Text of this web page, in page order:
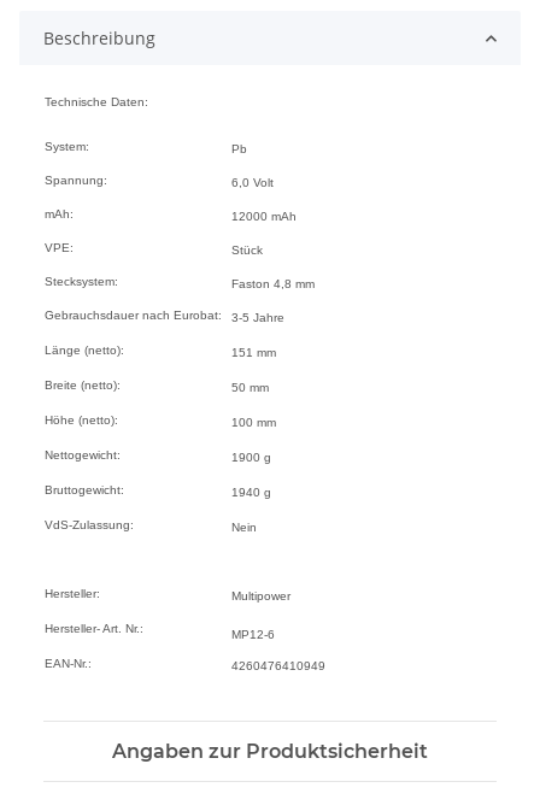
Beschreibung
Technische Daten:
System: Pb
Spannung: 6,0 Volt
mAh: 12000 mAh
VPE: Stück
Stecksystem: Faston 4,8 mm
Gebrauchsdauer nach Eurobat: 3-5 Jahre
Länge (netto): 151 mm
Breite (netto): 50 mm
Höhe (netto): 100 mm
Nettogewicht: 1900 g
Bruttogewicht: 1940 g
VdS-Zulassung: Nein
Hersteller: Multipower
Hersteller- Art. Nr.: MP12-6
EAN-Nr.: 4260476410949
Angaben zur Produktsicherheit